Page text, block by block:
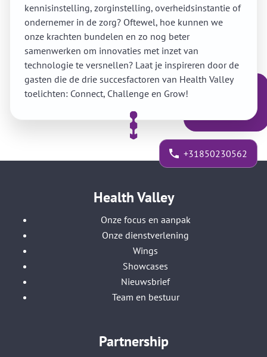
kennisinstelling, zorginstelling, overheidsinstantie of
ondernemer in de zorg? Oftewel, hoe kunnen we
onze krachten bundelen en zo nog beter
samenwerken om innovaties met inzet van
technologie te versnellen? Laat je inspireren door de
gasten die de drie succesfactoren van Health Valley
toelichten: Connect, Challenge en Grow!
+31850230562
Health Valley
Onze focus en aanpak
Onze dienstverlening
Wings
Showcases
Nieuwsbrief
Team en bestuur
Partnership